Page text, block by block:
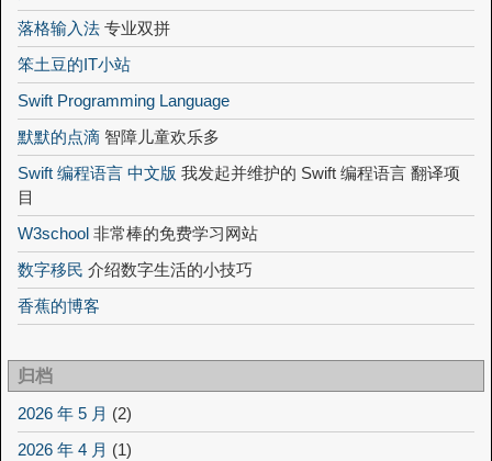
落格输入法 专业双拼
笨土豆的IT小站
Swift Programming Language
默默的点滴 智障儿童欢乐多
Swift 编程语言 中文版 我发起并维护的 Swift 编程语言 翻译项
目
W3school 非常棒的免费学习网站
数字移民 介绍数字生活的小技巧
香蕉的博客
归档
2026 年 5 月 (2)
2026 年 4 月 (1)